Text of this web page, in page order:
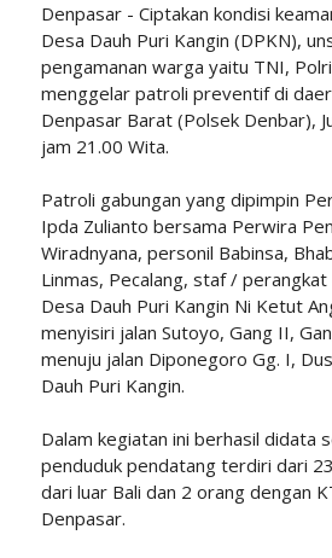
Denpasar - Ciptakan kondisi
Desa Dauh Puri Kangin (DPKN),
pengamanan warga yaitu TNI,
menggelar patroli preventif di
Denpasar Barat (Polsek Denbar),
jam 21.00 Wita.
Patroli gabungan yang dipimpin
Ipda Zulianto bersama Perwira
Wiradnyana, personil Babinsa,
Linmas, Pecalang, staf /
Desa Dauh Puri Kangin Ni Ketut
menyisiri jalan Sutoyo, Gang II,
menuju jalan Diponegoro Gg. I,
Dauh Puri Kangin.
Dalam kegiatan ini berhasil didata
penduduk pendatang terdiri dari
dari luar Bali dan 2 orang dengan
Denpasar.